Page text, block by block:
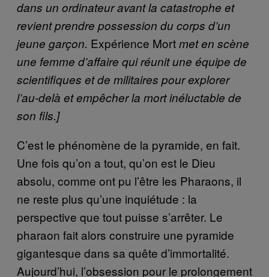
dans un ordinateur avant la catastrophe et
revient prendre possession du corps d’un
jeune garçon. Expérience Mortmet en scène
une femme d’affaire qui réunit une équipe de
scientifiques et de militaires pour explorer
l’au-delà et empêcher la mort inéluctable de
son fils.]
C’est le phénomène de la pyramide, en fait.
Une fois qu’on a tout, qu’on est le Dieu
absolu, comme ont pu l’être les Pharaons, il
ne reste plus qu’une inquiétude : la
perspective que tout puisse s’arrêter. Le
pharaon fait alors construire une pyramide
gigantesque dans sa quête d’immortalité.
Aujourd’hui, l’obsession pour le prolongement